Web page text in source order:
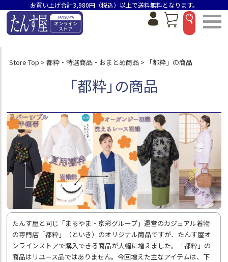
お買い上げ合計3,980円（税込）以上で送料無料となります。
Store Top 都粋・特選商品・おまとめ商品 「都粋」の商品
「都粋」の商品
たんす屋と同じ「まるやま・京彩グループ」運営のカジュアル着物
の専門店「都粋」（といき）のオリジナル商品ですが、たんす屋オ
ンラインストアで購入できる商品が大幅に増えました。「都粋」の
商品はリユース品ではありません。今回増えた主なアイテムは、下
価格
状態ランクA
状態ランクC
状態ランクD
身丈（選べるのは1つです）
身丈154.5cm未満
身丈155～159.5cm
身丈160～164.5cm
身丈165～169.5cm
身丈170cm以上
在庫なし商品
在庫なし商品を表示しない
商品番号/JANコード